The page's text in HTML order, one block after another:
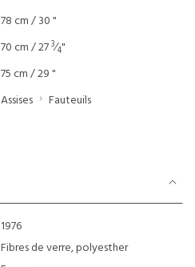
78 cm / 30 "
70 cm / 273⁄4"
75 cm / 29 "
Assises Fauteuils
1976
Fibres de verre, polyesther